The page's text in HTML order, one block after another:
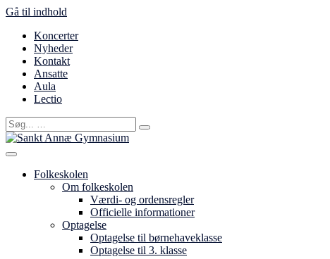
Gå til indhold
Koncerter
Nyheder
Kontakt
Ansatte
Aula
Lectio
Folkeskolen
Om folkeskolen
Værdi- og ordensregler
Officielle informationer
Optagelse
Optagelse til børnehaveklasse
Optagelse til 3. klasse